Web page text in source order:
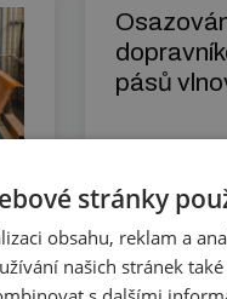
pásů
Zjistit více
stránky
obsahu, reklam a
našich stránek